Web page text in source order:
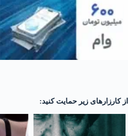
از کارزارهای زیر حمایت کنید: